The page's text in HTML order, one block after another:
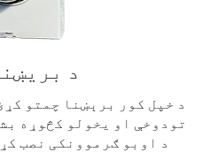
د
د خپل کور برېښنا چمتو
تودوخې او یخولو کڅوړه
د اوبو ګرموونکی نصب